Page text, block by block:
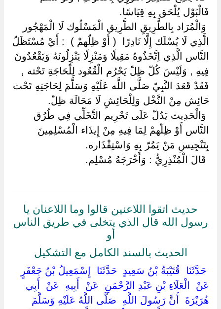
فَالْبَوْل يُلْحَق بِهِ قِيَاسًا.
‏ ‏وَالْمُرَاد بِالطَّرِيقِ الطَّرِيق الْمَسْلُوك لَا الْمَهْجُور
الَّذِي لَا يُسْلَك إِلَّا نَادِرًا ‏ ‏( أَوْ ظِلّهمْ ) ‏ ‏: أَيْ مُسْتَظَلّ
النَّاس الَّذِي اِتَّخَذُوهُ مَقِيلًا وَمَنْزِلًا يَنْزِلُونَهُ وَيَقْعُدُونَ
فِيهِ , وَلَيْسَ كُلّ ظِلّ يَحْرُم الْقُعُود لِلْحَاجَةِ تَحْته ,
فَقَدْ قَعَدَ النَّبِيّ صَلَّى اللَّه عَلَيْهِ وَسَلَّمَ لِحَاجَتِهِ تَحْت
حَائِش مِنْ النَّخْل وَلِلْحَائِشِ لَا مَحَالَة ظِلّ.
‏ ‏وَالْحَدِيث يَدُلّ عَلَى تَحْرِيم التَّخَلِّي فِي طُرُق
النَّاس أَوْ ظِلّهمْ لِمَا فِيهِ مِنْ إِيذَاء الْمُسْلِمِينَ
بِتَنْجِيسِ مَنْ يَمُرّ بِهِ وَاسْتِقْذَاره.
‏ ‏قَالَ الْمُنْذِرِيُّ : وَأَخْرَجَهُ مُسْلِم.
حديث اتقوا اللاعنين قالوا وما اللاعنان يا
رسول الله قال الذي يتخلى في طريق الناس
أو
الحديث بالسند الكامل مع التشكيل
‏ ‏حَدَّثَنَا ‏ ‏قُتَيْبَةُ بْنُ سَعِيدٍ ‏ ‏حَدَّثَنَا ‏ ‏إِسْمَعِيلُ بْنُ جَعْفَرٍ ‏
‏عَنْ ‏ ‏الْعَلَاءِ بْنِ عَبْدِ الرَّحْمَنِ ‏ ‏عَنْ ‏ ‏أَبِيهِ ‏ ‏عَنْ ‏ ‏أَبِي
هُرَيْرَةَ ‏ ‏أَنَّ رَسُولَ اللَّهِ ‏ ‏صَلَّى اللَّهُ عَلَيْهِ وَسَلَّمَ ‏